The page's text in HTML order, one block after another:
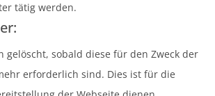
tätig werden.
gelöscht, sobald diese für den Zweck der
erforderlich sind. Dies ist für die